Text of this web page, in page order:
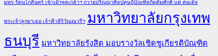
มทร.รัตนโกสินทร์ เข้าเฝ้าทูลเกล้าฯ ถวายปริญญาศิลปดุษฎีบัณฑิตกิตติมศักดิ์ แด่ สมเด็จ
พระเจ้าลูกยาเธอ เจ้าฟ้าสิริวัณณวรีฯ มหาวิทยาลัยกรุงเทพ
ธนบุรี มหาวิทยาลัยรังสิต มอบรางวัลเชิดชูเกียรติบัณฑิต